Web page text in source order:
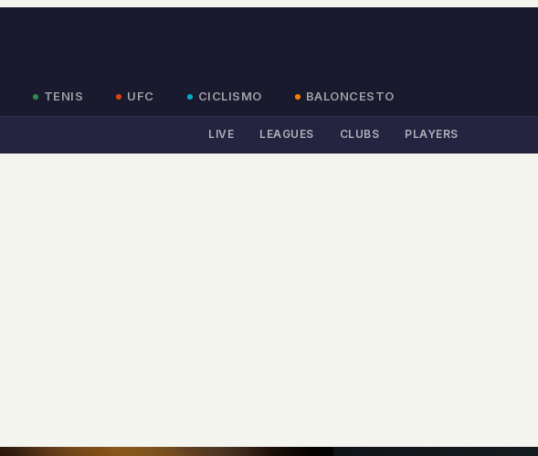
TENIS UFC CICLISMO BALONCESTO
LIVE LEAGUES CLUBS PLAYERS